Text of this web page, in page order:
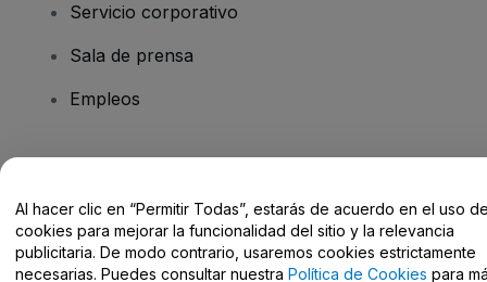
Servicio corporativo
Sala de prensa
Empleos
Centro de Ayuda / Contacto
Al hacer clic en “Permitir Todas”, estarás de acuerdo en el uso
cookies para mejorar la funcionalidad del sitio y la relevancia
publicitaria. De modo contrario, usaremos cookies estrictamente
necesarias. Puedes consultar nuestra Política de Cookies para